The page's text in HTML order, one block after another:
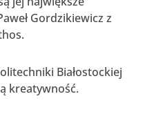
Gordzikiewicz z
Białostockiej
kreatywność.